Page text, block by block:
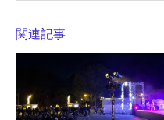
関連記事